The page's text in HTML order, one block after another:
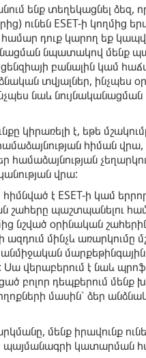
ենք տեղեկացնել ձեզ,
ունեն ESET-ի կողմից
համար դուք կարող եք
նպատակով մենք
բանալին կամ
տվյալներ, ինչպես
նաև
կիրառելի է, եթե
հիման վրա,
վրա:
է ESET-ի կամ
շահերը պաշտպանելու
նշված օրինական
մինչև առարկումը
մարքեթինգային
վերաբերում է նաև
դեպքերում մենք
մասին՝ ձեր
մենք իրավունք
պայմանագրի կատարման